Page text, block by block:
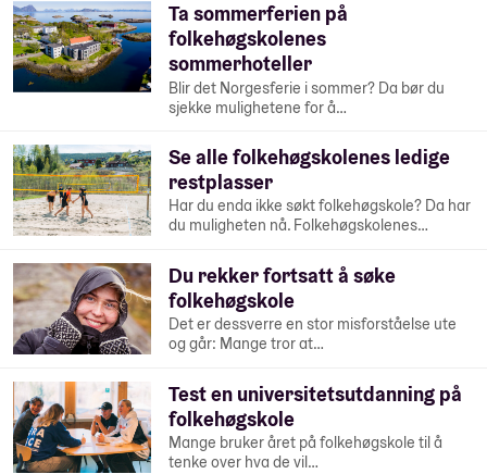
Ta sommerferien på
folkehøgskolenes
sommerhoteller
Blir det Norgesferie i sommer? Da bør du
sjekke mulighetene for å…
Se alle folkehøgskolenes ledige
restplasser
Har du enda ikke søkt folkehøgskole? Da har
du muligheten nå. Folkehøgskolenes…
Du rekker fortsatt å søke
folkehøgskole
Det er dessverre en stor misforståelse ute
og går: Mange tror at…
Test en universitetsutdanning på
folkehøgskole
Mange bruker året på folkehøgskole til å
tenke over hva de vil…